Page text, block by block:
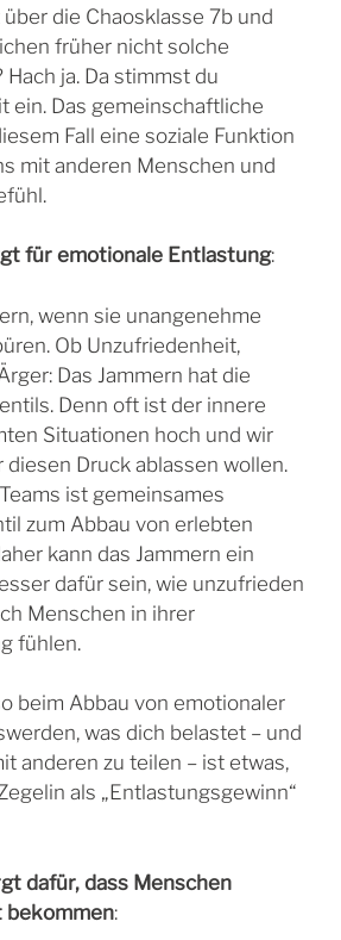
die Chaosklasse 7b und
früher nicht solche
ja. Da stimmst du
ein. Das gemeinschaftliche
Fall eine soziale Funktion
mit anderen Menschen und
für emotionale Entlastung:
wenn sie unangenehme
Ob Unzufriedenheit,
Das Jammern hat die
Denn oft ist der innere
Situationen hoch und wir
diesen Druck ablassen wollen.
ist gemeinsames
zum Abbau von erlebten
kann das Jammern ein
dafür sein, wie unzufrieden
Menschen in ihrer
fühlen.
beim Abbau von emotionaler
was dich belastet – und
anderen zu teilen – ist etwas,
als „Entlastungsgewinn“
dafür, dass Menschen
bekommen: